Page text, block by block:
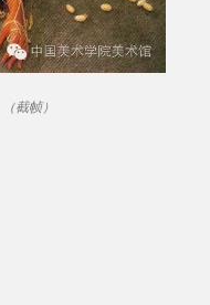
截帧）